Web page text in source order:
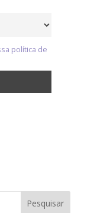
política de